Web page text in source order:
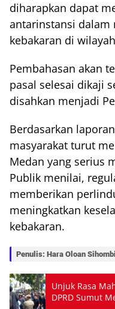
diharapkan dapat
antarinstansi dalam
kebakaran di
Pembahasan akan
pasal selesai dikaji
disahkan menjadi
Berdasarkan
masyarakat turut
Medan yang serius
Publik menilai,
memberikan
meningkatkan
kebakaran.
Penulis: Hara Oloan
Unjuk Rasa
DPRD Sumut